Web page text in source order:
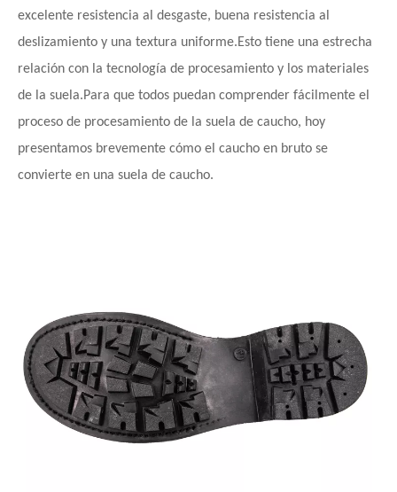
excelente resistencia al desgaste, buena resistencia al
deslizamiento y una textura uniforme.Esto tiene una estrecha
relación con la tecnología de procesamiento y los materiales
de la suela.Para que todos puedan comprender fácilmente el
proceso de procesamiento de la suela de caucho, hoy
presentamos brevemente cómo el caucho en bruto se
convierte en una suela de caucho.